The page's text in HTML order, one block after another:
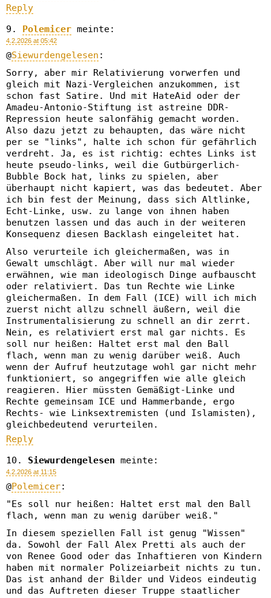
Reply
Polemicer meinte:
4.2.2026 at 05:42
@Siewurdengelesen :
Sorry, aber mir Relativierung vorwerfen und
gleich mit Nazi-Vergleichen anzukommen, ist
schon fast Satire. Und mit HateAid oder der
Amadeu-Antonio-Stiftung ist astreine DDR-
Repression heute salonfähig gemacht worden.
Also dazu jetzt zu behaupten, das wäre nicht
per se "links", halte ich schon für gefährlich
verdreht. Ja, es ist richtig: echtes Links ist
heute pseudo-links, weil die Gutbürgerlich-
Bubble Bock hat, links zu spielen, aber
überhaupt nicht kapiert, was das bedeutet. Aber
ich bin fest der Meinung, dass sich Altlinke,
Echt-Linke, usw. zu lange von ihnen haben
benutzen lassen und das auch in der weiteren
Konsequenz diesen Backlash eingeleitet hat.
Also verurteile ich gleichermaßen, was in
Gewalt umschlägt. Aber will nur mal wieder
erwähnen, wie man ideologisch Dinge aufbauscht
oder relativiert. Das tun Rechte wie Linke
gleichermaßen. In dem Fall (ICE) will ich mich
zuerst nicht allzu schnell äußern, weil die
Instrumentalisierung zu schnell an dir zerrt.
Nein, es relativiert erst mal gar nichts. Es
soll nur heißen: Haltet erst mal den Ball
flach, wenn man zu wenig darüber weiß. Auch
wenn der Aufruf heutzutage wohl gar nicht mehr
funktioniert, so angegriffen wie alle gleich
reagieren. Hier müssten Gemäßigt-Linke und
Rechte gemeinsam ICE und Hammerbande, ergo
Rechts- wie Linksextremisten (und Islamisten),
gleichbedeutend verurteilen.
Reply
Siewurdengelesen meinte:
4.2.2026 at 11:15
@Polemicer:
"Es soll nur heißen: Haltet erst mal den Ball
flach, wenn man zu wenig darüber weiß."
In diesem speziellen Fall ist genug "Wissen"
da. Sowohl der Fall Alex Pretti als auch der
von Renee Good oder das Inhaftieren von Kindern
haben mit normaler Polizeiarbeit nichts zu tun.
Das ist anhand der Bilder und Videos eindeutig
und das Auftreten dieser Truppe staatlicher